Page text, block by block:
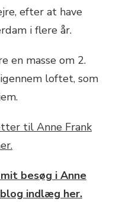
efter at have
i flere år.
en masse om 2.
loftet, som
til Anne Frank
besøg i Anne
indlæg her.